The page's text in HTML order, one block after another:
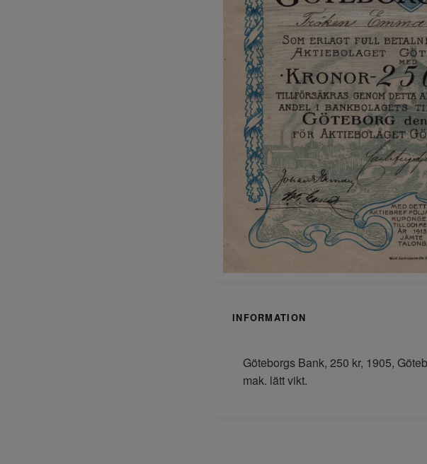
INFORMATION
Göteborgs Bank, 250 kr, 1905,
mak. lätt vikt.